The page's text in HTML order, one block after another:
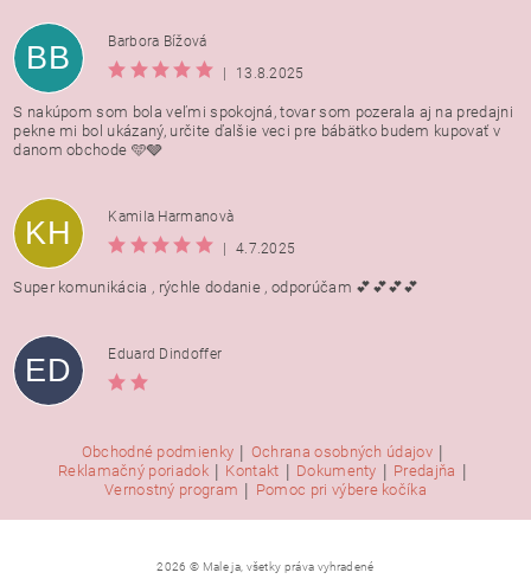
BB
Barbora Bížová
|
13.8.2025
S nakúpom som bola veľmi spokojná, tovar som pozerala aj na predajni
pekne mi bol ukázaný, určite ďalšie veci pre bábätko budem kupovať v
danom obchode 🩵🩶
KH
Kamila Harmanovà
|
4.7.2025
Super komunikácia , rýchle dodanie , odporúčam 💕💕💕💕
ED Eduard Dindoffer
Obchodné podmienky | Ochrana osobných údajov |
Reklamačný poriadok | Kontakt | Dokumenty | Predajňa |
Vernostný program | Pomoc pri výbere kočíka
2026 © Male ja, všetky práva vyhradené